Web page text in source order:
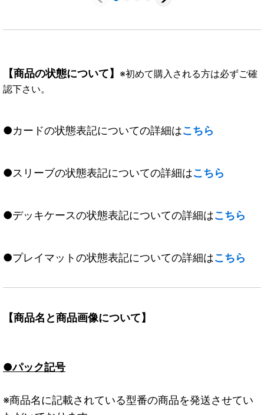
【商品の状態について】 ※初めて購入される方は必ずご確
認下さい。
●カードの状態表記についての詳細はこちら
●スリーブの状態表記についての詳細はこちら
●デッキケースの状態表記についての詳細はこちら
●プレイマットの状態表記についての詳細はこちら
【商品名と商品画像について】
●パック記号
※商品名に記載されている型番の商品を発送させてい